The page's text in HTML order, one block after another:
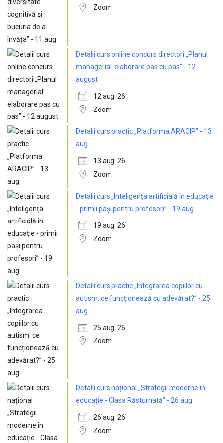
Zoom
Detalii curs online concurs directori „Planul
managerial: elaborare pas cu pas” - 12
august
12 aug. 26
Zoom
Detalii curs practic „Platforma ARACIP” - 13
aug.
13 aug. 26
Zoom
Detalii curs „Inteligența artificială în educație
- primii pași pentru profesori” - 19 aug.
19 aug. 26
Zoom
Detalii curs practic „Integrarea copiilor cu
autism: ce funcționează cu adevărat?” - 25
aug.
25 aug. 26
Zoom
Detalii curs național „Strategii moderne în
educație - Clasa Răsturnată” - 26 aug.
26 aug. 26
Zoom